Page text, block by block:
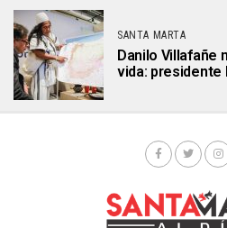
SANTA MARTA
Danilo Villafañe
vida: presidente